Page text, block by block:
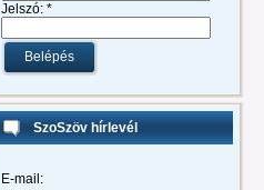
Jelszó: *
SzoSzöv hírlevél
E-mail: